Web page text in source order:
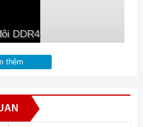
DDR4
2
giai
thêm